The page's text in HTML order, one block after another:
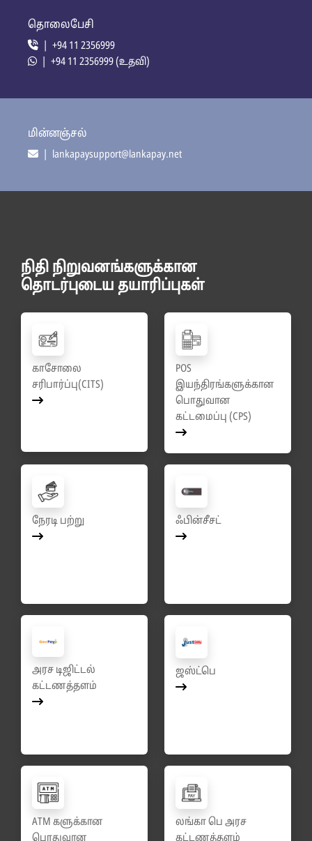
தொலைபேசி
| +94 11 2356999
| +94 11 2356999 (உதவி)
மின்னஞ்சல்
| lankapaysupport@lankapay.net
நிதி நிறுவனங்களுக்கான
தொடர்புடைய தயாரிப்புகள்
காசோலை
சரிபார்ப்பு(CITS)
POS
இயந்திரங்களுக்கான
பொதுவான
கட்டமைப்பு (CPS)
நேரடி பற்று ஃபின்சீசட்
அரச டிஜிட்டல்
கட்டணத்தளம்
ஜஸ்ட்பெ
ATM களுக்கான
லங்கா பெ அரச